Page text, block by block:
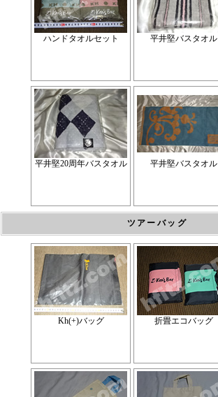
ハンドタオルセット 平井堅バスタオル
平井堅20周年バスタオル 平井堅バスタオル
ツアーバッグ
Kh(+)バッグ 折畳エコバッグ